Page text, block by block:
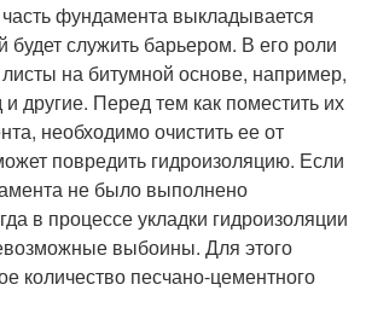
фундамента выкладывается
будет служить барьером. В его роли
на битумной основе, например,
другие. Перед тем как поместить их
необходимо очистить ее от
повредить гидроизоляцию. Если
не было выполнено
в процессе укладки гидроизоляции
выбоины. Для этого
количество песчано-цементного